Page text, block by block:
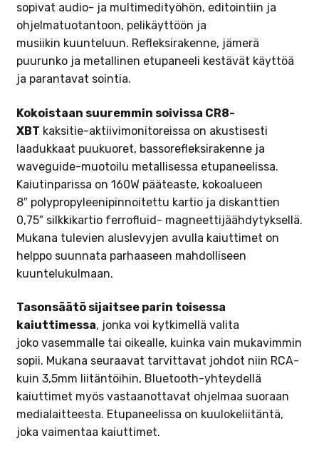
sopivat audio- ja multimedityöhön, editointiin ja
ohjelmatuotantoon, pelikäyttöön ja
musiikin kuunteluun. Refleksirakenne, jämerä
puurunko ja metallinen etupaneeli kestävät käyttöä
ja parantavat sointia.
Kokoistaan suuremmin soivissa CR8-
XBT kaksitie-aktiivimonitoreissa on akustisesti
laadukkaat puukuoret, bassorefleksirakenne ja
waveguide-muotoilu metallisessa etupaneelissa.
Kaiutinparissa on 160W pääteaste, kokoalueen
8″ polypropyleenipinnoitettu kartio ja diskanttien
0,75″ silkkikartio ferrofluid- magneettijäähdytyksellä.
Mukana tulevien aluslevyjen avulla kaiuttimet on
helppo suunnata parhaaseen mahdolliseen
kuuntelukulmaan.
Tasonsäätö sijaitsee parin toisessa
kaiuttimessa, jonka voi kytkimellä valita
joko vasemmalle tai oikealle, kuinka vain mukavimmin
sopii. Mukana seuraavat tarvittavat johdot niin RCA-
kuin 3,5mm liitäntöihin, Bluetooth-yhteydellä
kaiuttimet myös vastaanottavat ohjelmaa suoraan
medialaitteesta. Etupaneelissa on kuulokeliitäntä,
joka vaimentaa kaiuttimet.